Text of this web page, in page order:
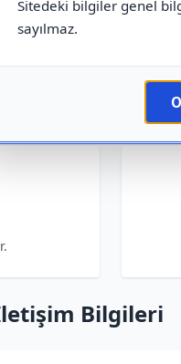
Sitedeki bilgiler genel
sayılmaz.
Bilgileri